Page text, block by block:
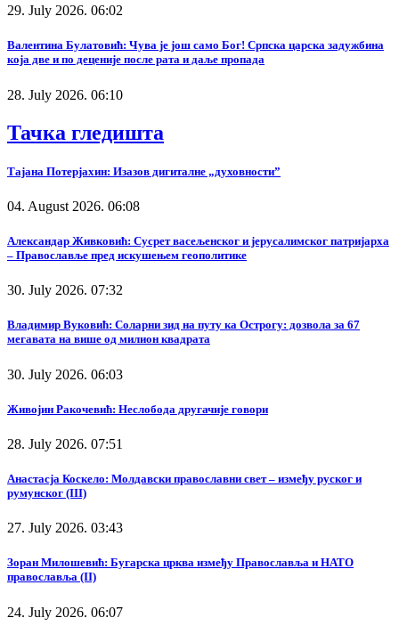
29. July 2026. 06:02
Валентина Булатовић: Чува је још само Бог! Српска царска задужбина
која две и по деценије после рата и даље пропада
28. July 2026. 06:10
Тачка гледишта
Тајана Потерјахин: Изазов дигиталне „духовности”
04. August 2026. 06:08
Александар Живковић: Сусрет васељенског и јерусалимског патријарха
– Православље пред искушењем геополитике
30. July 2026. 07:32
Владимир Вуковић: Соларни зид на путу ка Острогу: дозвола за 67
мегавата на више од милион квадрата
30. July 2026. 06:03
Живојин Ракочевић: Неслобода другачије говори
28. July 2026. 07:51
Анастасја Коскело: Молдавски православни свет – између руског и
румунског (III)
27. July 2026. 03:43
Зоран Милошевић: Бугарска црква између Православља и НАТО
православља (II)
24. July 2026. 06:07